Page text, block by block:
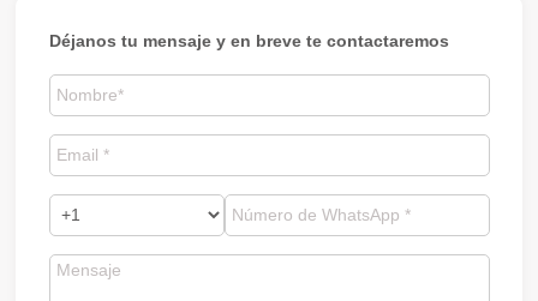
Déjanos tu mensaje y en breve te contactaremos